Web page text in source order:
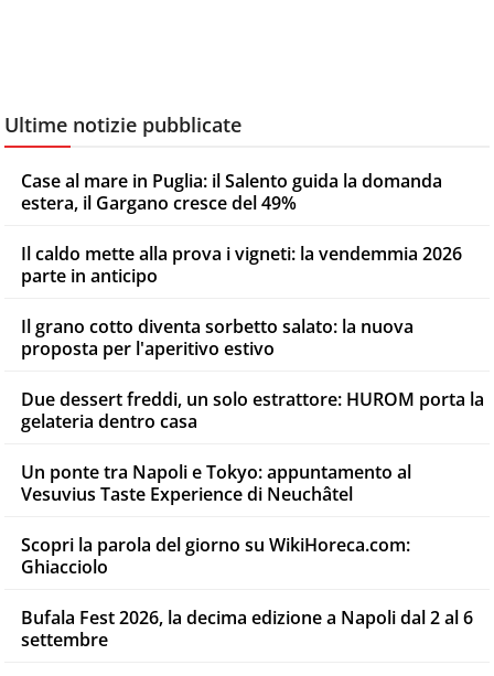
Ultime notizie pubblicate
Case al mare in Puglia: il Salento guida la domanda
estera, il Gargano cresce del 49%
Il caldo mette alla prova i vigneti: la vendemmia 2026
parte in anticipo
Il grano cotto diventa sorbetto salato: la nuova
proposta per l'aperitivo estivo
Due dessert freddi, un solo estrattore: HUROM porta la
gelateria dentro casa
Un ponte tra Napoli e Tokyo: appuntamento al
Vesuvius Taste Experience di Neuchâtel
Scopri la parola del giorno su WikiHoreca.com:
Ghiacciolo
Bufala Fest 2026, la decima edizione a Napoli dal 2 al 6
settembre